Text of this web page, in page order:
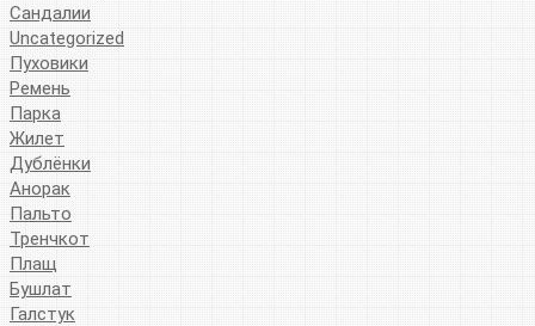
Сандалии
Uncategorized
Пуховики
Ремень
Парка
Жилет
Дублёнки
Анорак
Пальто
Тренчкот
Плащ
Бушлат
Галстук